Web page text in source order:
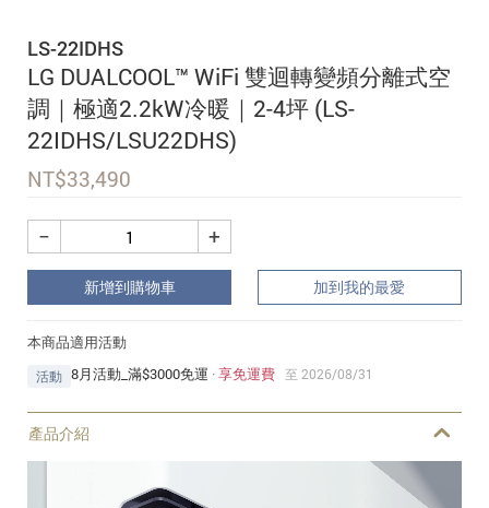
LS-22IDHS
LG DUALCOOL™ WiFi 雙迴轉變頻分離式空
調｜極適2.2kW冷暖｜2-4坪 (LS-
22IDHS/LSU22DHS)
NT$33,490
+
−
新增到購物車 加到我的最愛
本商品適用活動
活動 8月活動_滿$3000免運 ·享免運費 至 2026/08/31
產品介紹
加入 JARVIS VIP